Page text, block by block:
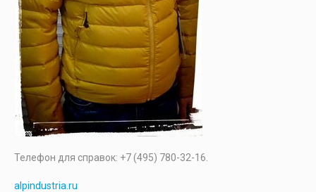
Телефон для справок: +7 (495) 780-32-16.
alpindustria.ru